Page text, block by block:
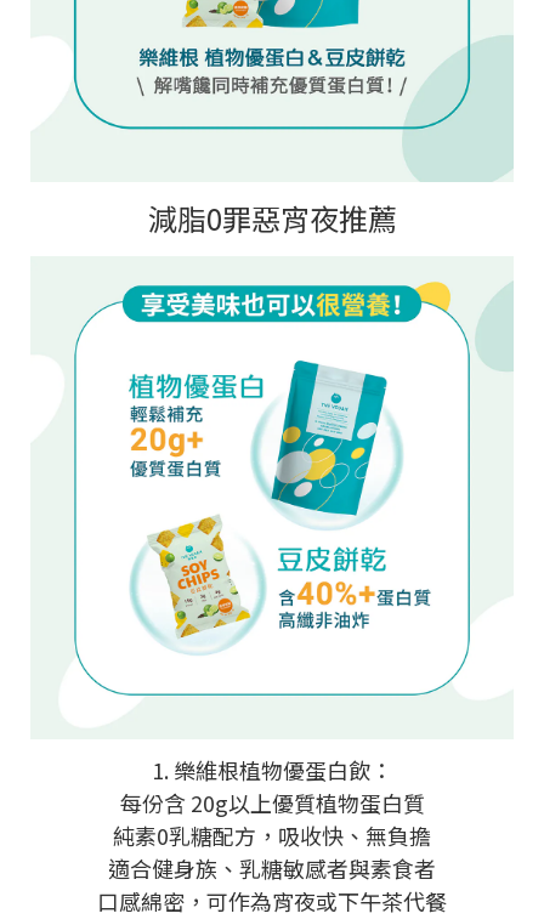
減脂0罪惡宵夜推薦
1. 樂維根植物優蛋白飲：
每份含 20g以上優質植物蛋白質
純素0乳糖配方，吸收快、無負擔
適合健身族、乳糖敏感者與素食者
口感綿密，可作為宵夜或下午茶代餐